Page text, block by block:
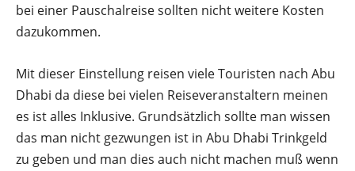
bei einer Pauschalreise sollten nicht weitere Kosten
dazukommen.
Mit dieser Einstellung reisen viele Touristen nach Abu
Dhabi da diese bei vielen Reiseveranstaltern meinen
es ist alles Inklusive. Grundsätzlich sollte man wissen
das man nicht gezwungen ist in Abu Dhabi Trinkgeld
zu geben und man dies auch nicht machen muß wenn